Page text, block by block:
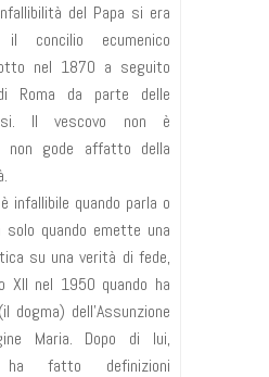
del Papa si era
concilio ecumenico
nel 1870 a seguito
di Roma da parte delle
Il vescovo non è
non gode affatto della
infallibile quando parla o
solo quando emette una
su una verità di fede,
XII nel 1950 quando ha
dell’Assunzione
Maria. Dopo di lui,
fatto definizioni